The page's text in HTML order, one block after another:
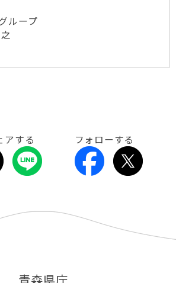
ループ
アする フォローする
青森県庁